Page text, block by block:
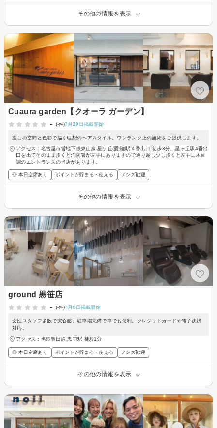
その他の情報を表示
Cuaura garden【クオーラ ガーデン】
-
(-件)7月29日掲載開始
癒しの空間と色彩で描く理想のヘアスタイル。ワンランク上の施術をご提供します。
アクセス：名古屋市営地下鉄東山線 星ケ丘(愛知)駅４番出口 徒歩3分、星ヶ丘駅4番出
口を出てそのまま歩くと消防署が左手にありますので通り越し少し歩くと左手に木目
調のエントランスの当店があります。
◎ 本日空席あり ポイントが貯まる・使える メンズ歓迎
その他の情報を表示
ground 黒笹店
-
(-件)7月8日掲載開始
女性スタッフ多数で安心感。駐車場完備で車でも便利。クレジットカードや電子決済
対応。
アクセス：名鉄豊田線 黒笹駅 徒歩1分
◎ 本日空席あり ポイントが貯まる・使える メンズ歓迎
その他の情報を表示